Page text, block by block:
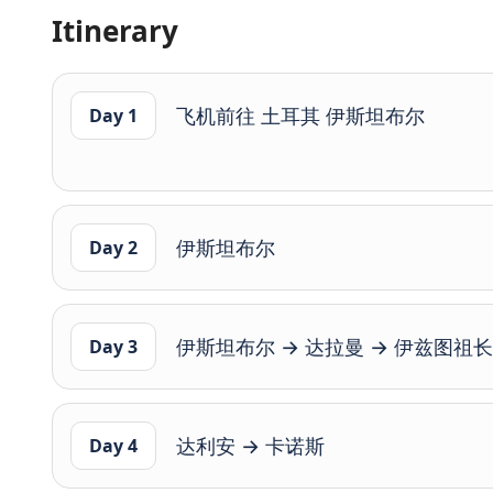
Itinerary
Day 1 飞机前往 土耳其 伊斯坦布尔
Day 2 伊斯坦布尔
Day 3 伊斯坦布尔 → 达拉曼 → 伊兹图祖
Day 4 达利安 → 卡诺斯